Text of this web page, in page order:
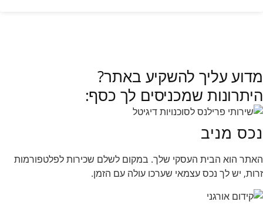
מדוע עליך להשקיע באתר?
היתרונות שמכניסים לך כסף:
נכס מניב
האתר הוא הבית העסקי שלך. במקום לשלם שכירות לפלטפורמות
זרות, יש לך נכס עצמאי שערכו עולה עם הזמן.